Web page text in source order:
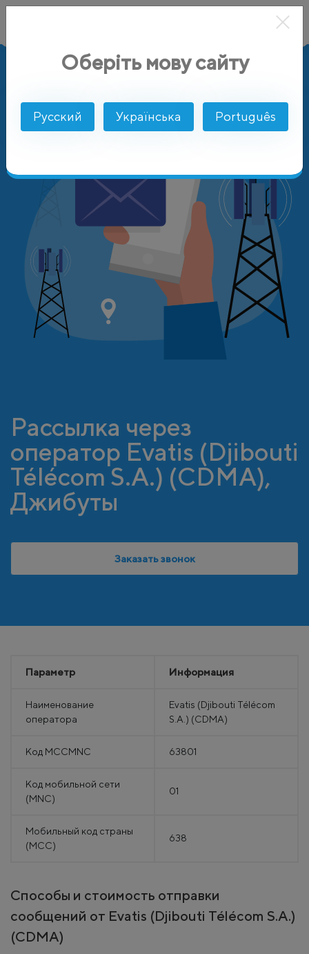
Evatis (Djibouti Télécom
Рассылка через
оператор Evatis (Djibouti
Télécom S.A.) (CDMA),
Джибуты
Заказать звонок
Параметр Информация
Наименование
оператора
Evatis (Djibouti Télécom
S.A.) (CDMA)
Код MCCMNC 63801
Код мобильной сети
(MNC)
01
Мобильный код страны
(MCC)
638
Способы и стоимость отправки
сообщений от Evatis (Djibouti Télécom S.A.)
(CDMA)
Оберіть мову сайту
Русский Українська Português